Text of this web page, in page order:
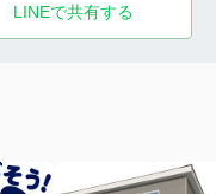
LINEで共有する